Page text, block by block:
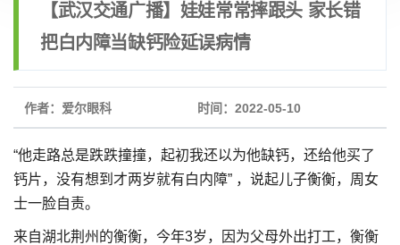
【武汉交通广播】娃娃常常摔跟头 家长错
把白内障当缺钙险延误病情
作者：爱尔眼科 时间：2022-05-10
“他走路总是跌跌撞撞，起初我还以为他缺钙，还给他买了
钙片，没有想到才两岁就有白内障” ，说起儿子衡衡，周女
士一脸自责。
来自湖北荆州的衡衡，今年3岁，因为父母外出打工，衡衡